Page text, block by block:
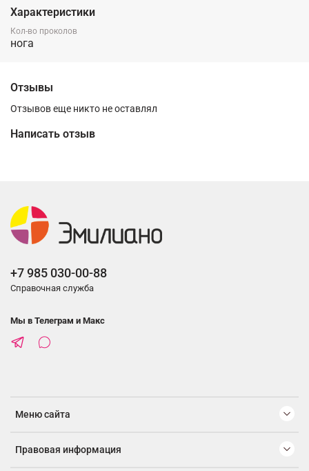
Характеристики
Кол-во проколов
нога
Отзывы
Отзывов еще никто не оставлял
Написать отзыв
Меню сайта
Правовая информация
+7 985 030-00-88
Справочная служба
Мы в Телеграм и Макс